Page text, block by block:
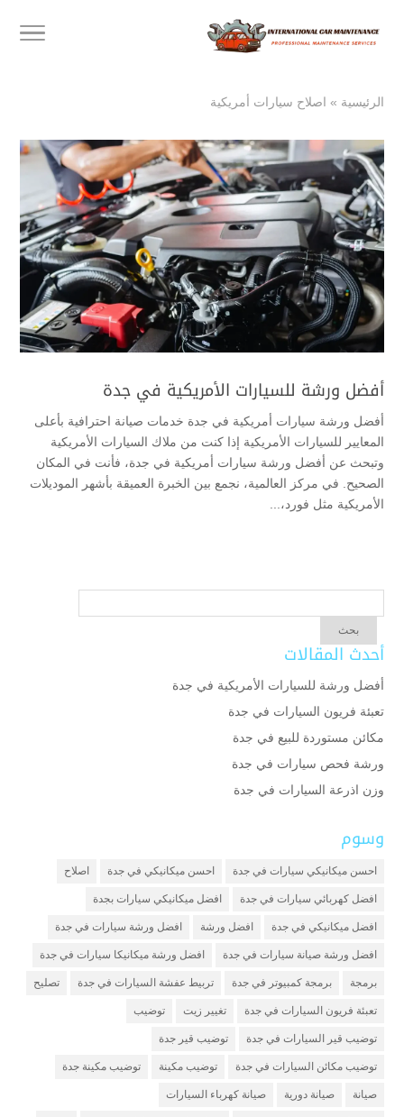
الرئيسية » اصلاح سيارات أمريكية
أفضل ورشة للسيارات الأمريكية في جدة
أفضل ورشة سيارات أمريكية في جدة خدمات صيانة احترافية بأعلى
المعايير للسيارات الأمريكية إذا كنت من ملاك السيارات الأمريكية
وتبحث عن أفضل ورشة سيارات أمريكية في جدة، فأنت في المكان
الصحيح. في مركز العالمية، نجمع بين الخبرة العميقة بأشهر الموديلات
الأمريكية مثل فورد،...
أحدث المقالات
أفضل ورشة للسيارات الأمريكية في جدة
تعبئة فريون السيارات في جدة
مكائن مستوردة للبيع في جدة
ورشة فحص سيارات في جدة
وزن اذرعة السيارات في جدة
وسوم
احسن ميكانيكي سيارات في جدة احسن ميكانيكي في جدة اصلاح
افضل كهربائي سيارات في جدة افضل ميكانيكي سيارات بجدة
افضل ميكانيكي في جدة افضل ورشة افضل ورشة سيارات في جدة
افضل ورشة صيانة سيارات في جدة افضل ورشة ميكانيكا سيارات في جدة
برمجة برمجة كمبيوتر في جدة تربيط عفشة السيارات في جدة تصليح
تعبئة فريون السيارات في جدة تغيير زيت توضيب
توضيب قير السيارات في جدة توضيب قير جدة
توضيب مكائن السيارات في جدة توضيب مكينة توضيب مكينة جدة
صيانة صيانة دورية صيانة كهرباء السيارات